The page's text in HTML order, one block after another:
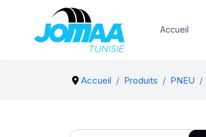
Accueil
Accueil Produits PNEU